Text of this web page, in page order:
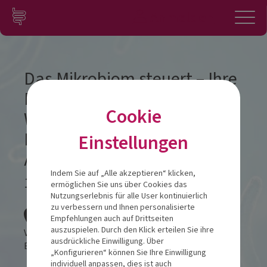
Zum Inhalt springen
Konto
Das Mikrobiom steuert – Ihre
Beratung entscheidet!
Wissenschaft und
Kommunikation für die
Apothekenpraxis
15.06.2026
VILA VITA Burghotel
Burgallee 149413Dinklage
Cookie
Einstellungen
Indem Sie auf „Alle akzeptieren“ klicken,
ermöglichen Sie uns über Cookies das
Nutzungserlebnis für alle User kontinuierlich
zu verbessern und Ihnen personalisierte
Empfehlungen auch auf Drittseiten
auszuspielen. Durch den Klick erteilen Sie ihre
ausdrückliche Einwilligung. Über
„Konfigurieren“ können Sie Ihre Einwilligung
individuell anpassen, dies ist auch